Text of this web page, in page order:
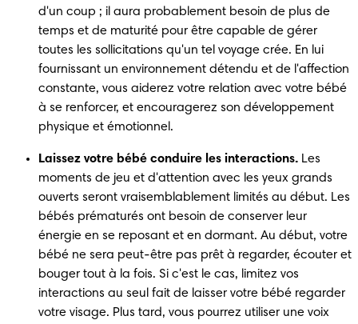
d'un coup ; il aura probablement besoin de plus de
temps et de maturité pour être capable de gérer
toutes les sollicitations qu'un tel voyage crée. En lui
fournissant un environnement détendu et de l'affection
constante, vous aiderez votre relation avec votre bébé
à se renforcer, et encouragerez son développement
physique et émotionnel.
Laissez votre bébé conduire les interactions. Les
moments de jeu et d'attention avec les yeux grands
ouverts seront vraisemblablement limités au début. Les
bébés prématurés ont besoin de conserver leur
énergie en se reposant et en dormant. Au début, votre
bébé ne sera peut-être pas prêt à regarder, écouter et
bouger tout à la fois. Si c'est le cas, limitez vos
interactions au seul fait de laisser votre bébé regarder
votre visage. Plus tard, vous pourrez utiliser une voix